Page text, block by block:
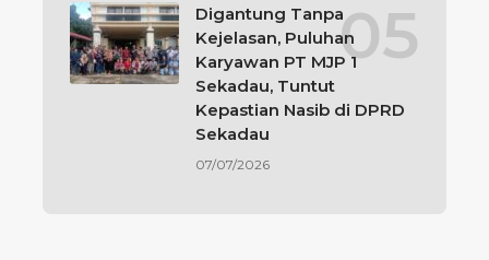
Digantung Tanpa
Kejelasan, Puluhan
Karyawan PT MJP 1
Sekadau, Tuntut
Kepastian Nasib di DPRD
Sekadau
07/07/2026